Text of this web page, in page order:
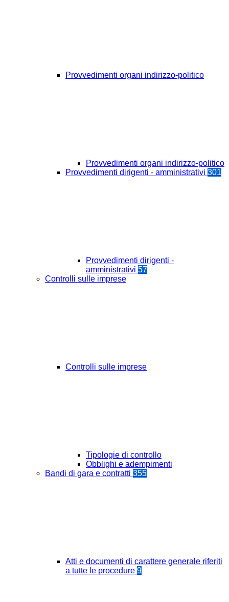
Provvedimenti organi indirizzo-politico
Provvedimenti organi indirizzo-politico
Provvedimenti dirigenti - amministrativi 301
Provvedimenti dirigenti -
amministrativi 57
Controlli sulle imprese
Controlli sulle imprese
Tipologie di controllo
Obblighi e adempimenti
Bandi di gara e contratti 355
Atti e documenti di carattere generale riferiti
a tutte le procedure 9